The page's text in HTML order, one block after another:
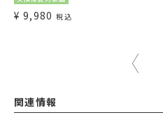
¥ 9,980 税込
関連情報